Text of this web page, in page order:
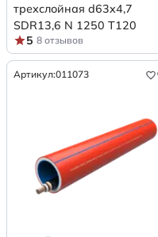
трехслойная d63x4,7
SDR13,6 N 1250 Т120
5 8 отзывов
Артикул:011073